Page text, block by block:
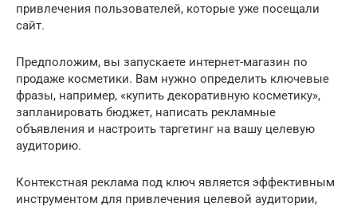
привлечения пользователей, которые уже посещали
сайт.
Предположим, вы запускаете интернет-магазин по
продаже косметики. Вам нужно определить ключевые
фразы, например, «купить декоративную косметику»,
запланировать бюджет, написать рекламные
объявления и настроить таргетинг на вашу целевую
аудиторию.
Контекстная реклама под ключ является эффективным
инструментом для привлечения целевой аудитории,